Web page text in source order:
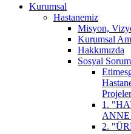
Kurumsal
Hastanemiz
Misyon,
Kurumsal
Hakkımızda
Sosyal
1.
ANNE
2.